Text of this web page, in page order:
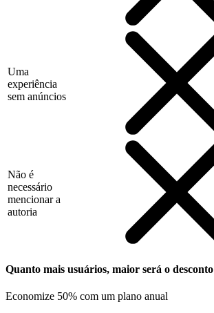
Uma
experiência
sem anúncios
Não é
necessário
mencionar a
autoria
Quanto mais usuários, maior será o desconto
Economize 50% com um plano anual